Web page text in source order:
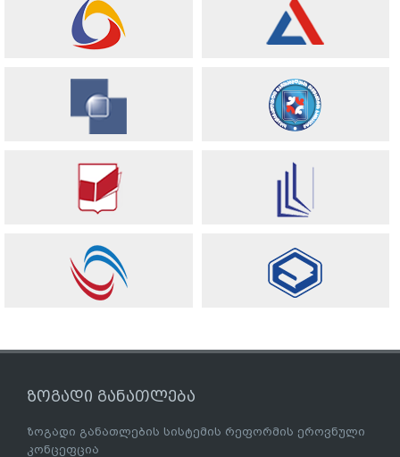
ზოგადი განათლება
ზოგადი განათლების სისტემის რეფორმის ეროვნული
კონცეფცია